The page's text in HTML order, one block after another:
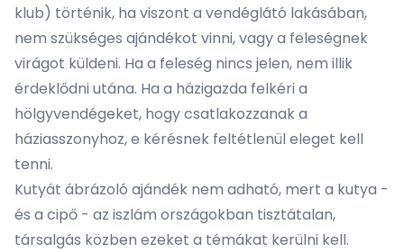
klub) történik, ha viszont a vendéglátó lakásában,
nem szükséges ajándékot vinni, vagy a feleségnek
virágot küldeni. Ha a feleség nincs jelen, nem illik
érdeklődni utána. Ha a házigazda felkéri a
hölgyvendégeket, hogy csatlakozzanak a
háziasszonyhoz, e kérésnek feltétlenül eleget kell
tenni.
Kutyát ábrázoló ajándék nem adható, mert a kutya -
és a cipő - az iszlám országokban tisztátalan,
társalgás közben ezeket a témákat kerülni kell.